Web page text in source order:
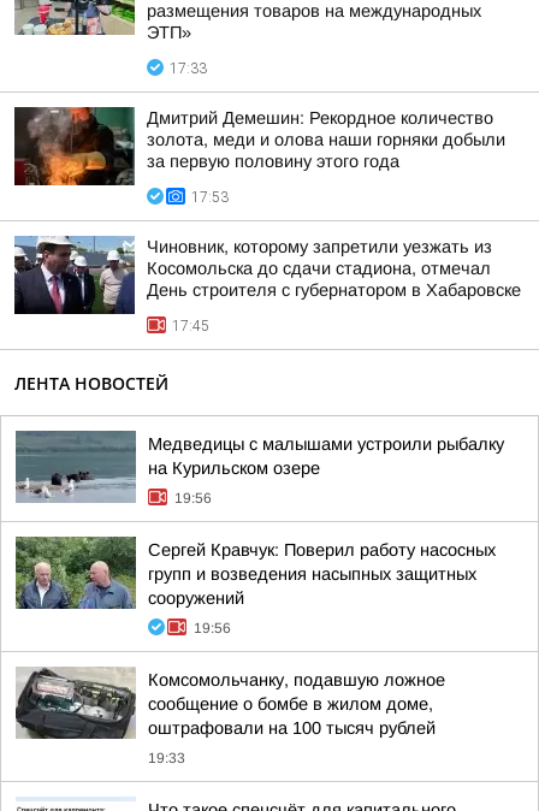
размещения товаров на международных
ЭТП»
17:33
Дмитрий Демешин: Рекордное количество
золота, меди и олова наши горняки добыли
за первую половину этого года
17:53
Чиновник, которому запретили уезжать из
Косомольска до сдачи стадиона, отмечал
День строителя с губернатором в Хабаровске
17:45
ЛЕНТА НОВОСТЕЙ
Медведицы с малышами устроили рыбалку
на Курильском озере
19:56
Сергей Кравчук: Поверил работу насосных
групп и возведения насыпных защитных
сооружений
19:56
Комсомольчанку, подавшую ложное
сообщение о бомбе в жилом доме,
оштрафовали на 100 тысяч рублей
19:33